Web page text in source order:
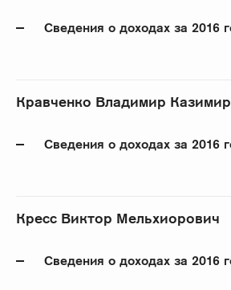
Сведения о доходах за 2016
Кравченко Владимир
Сведения о доходах за 2016
Кресс Виктор Мельхиорович
Сведения о доходах за 2016